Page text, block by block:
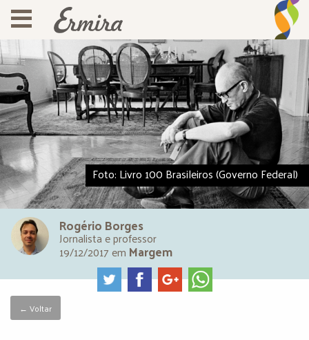
Foto: Livro 100 Brasileiros (Governo Federal)
Rogério Borges
Jornalista e professor
19/12/2017 em Margem
← Voltar